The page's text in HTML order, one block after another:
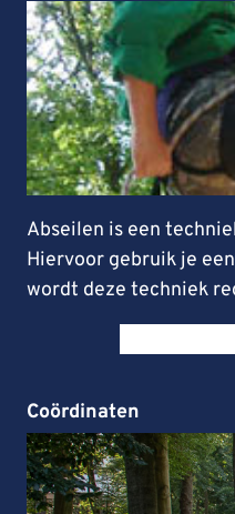
Abseilen is een
Hiervoor gebruik je
wordt deze techniek
Coördinaten